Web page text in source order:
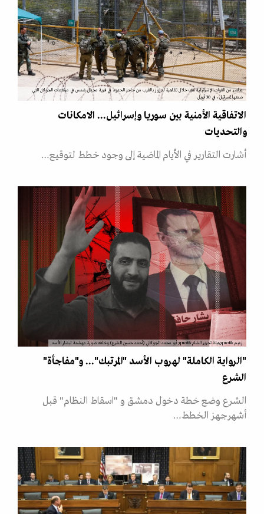
عناصر من القوات الإسرائيلية تقف خلال تظاهرة لدروز بالقرب من حاجز الحدود في قرية مجدل شمس في مرتفعات الجولان التي
ضمتها إسرائيل، في 30 أبريل
الاتفاقية الأمنية بين سوريا وإسرائيل... الامكانات
والتحديات
أشارت التقارير في الأيام الماضية إلى وجود خطط لتوقيع…
زعيم &quot;هيئة تحرير الشام&quot; أبو محمد الجولاني (أحمد حسين الشرع) وخلفه صورة مهشمة لبشار الأسد
"الرواية الكاملة" لهروب الأسد "المرتبك"... و"مفاجأة"
الشرع
الشرع وضع خطة دخول دمشق و "اسقاط النظام" قبل
أشهرجهز الخطط…